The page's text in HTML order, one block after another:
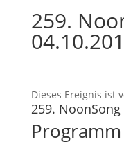
259.
Dieses Ereignis ist
259.
Programm